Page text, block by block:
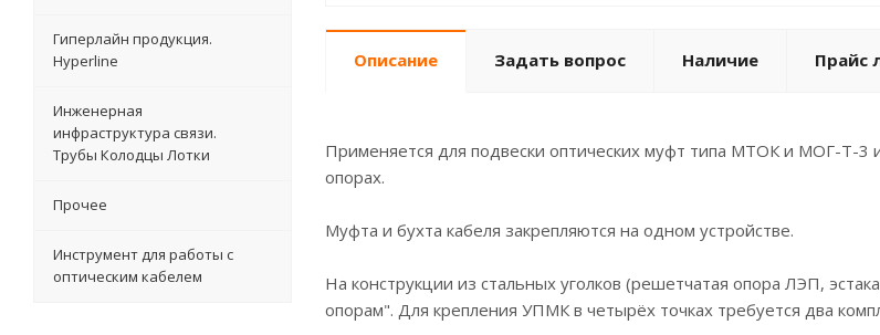
Описание Задать вопрос Наличие Прайс
Применяется для подвески оптических муфт типа МТОК и МОГ-Т-3
опорах.
Муфта и бухта кабеля закрепляются на одном устройстве.
На конструкции из стальных уголков (решетчатая опора ЛЭП,
опорам". Для крепления УПМК в четырёх точках требуется два
Гиперлайн продукция.
Hyperline
Инженерная
инфраструктура связи.
Трубы Колодцы Лотки
Прочее
Инструмент для работы с
оптическим кабелем